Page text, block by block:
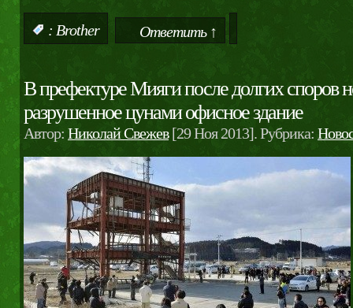
: Brother Ответить ↑
В префектуре Мияги после долгих споров
разрушенное цунами офисное здание
Автор: Николай Свежев[29 Ноя 2013]. Рубрика: